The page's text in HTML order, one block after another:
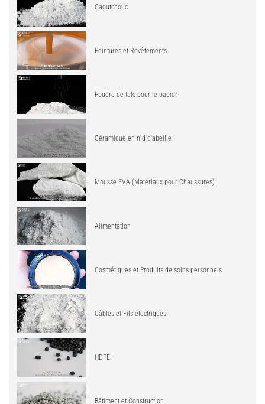
Caoutchouc
Peintures et Revêtements
Poudre de talc pour le papier
Céramique en nid d'abeille
Mousse EVA (Matériaux pour Chaussures)
Alimentation
Cosmétiques et Produits de soins personnels
Câbles et Fils électriques
HDPE
Bâtiment et Construction